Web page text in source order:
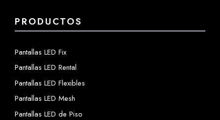
PRODUCTOS
Pantallas LED Fix
Pantallas LED Rental
Pantallas LED Flexibles
Pantallas LED Mesh
Pantallas LED de Piso